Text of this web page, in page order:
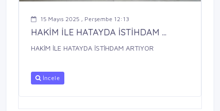
15 Mayıs 2025 , Perşembe 12:13
HAKİM İLE HATAYDA İSTİHDAM ...
HAKİM İLE HATAYDA İSTİHDAM ARTIYOR
İncele